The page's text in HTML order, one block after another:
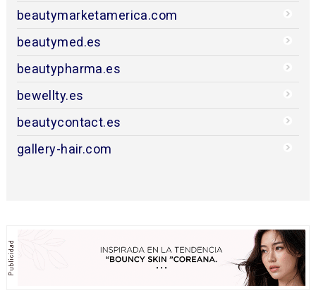
beautymarketamerica.com
beautymed.es
beautypharma.es
bewellty.es
beautycontact.es
gallery-hair.com